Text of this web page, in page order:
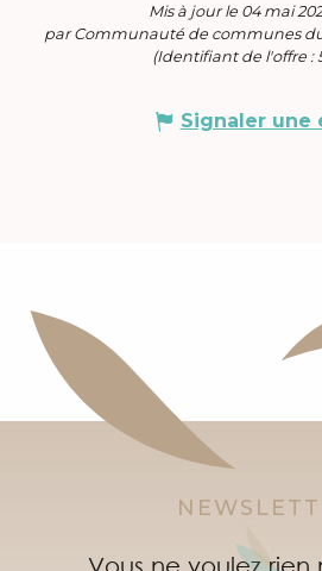
Mis à jour le 04 mai
par Communauté de communes
(Identifiant de l'offre :
Signaler une
Vous ne voulez rien